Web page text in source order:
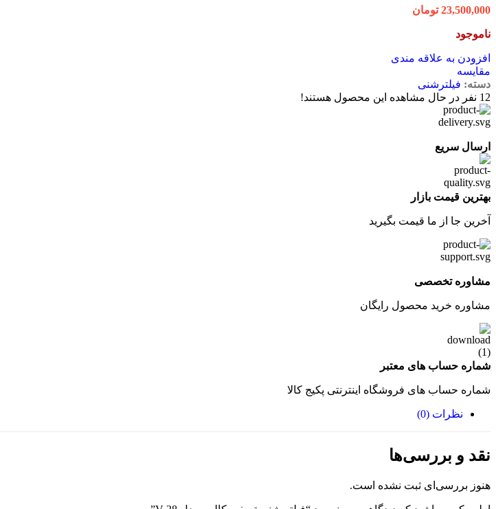
23,500,000 تومان
ناموجود
افزودن به علاقه مندی
مقایسه
دسته: فیلترشنی
12 نفر در حال مشاهده این محصول هستند!
ارسال سریع
بهترین قیمت بازار
آخرین جا از ما قیمت بگیرید
مشاوره تخصصی
مشاوره خرید محصول رایگان
شماره حساب های معتبر
شماره حساب های فروشگاه اینترنتی پکیج کالا
نظرات (0)
نقد و بررسی‌ها
هنوز بررسی‌ای ثبت نشده است.